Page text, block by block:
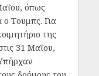
όπως
ο Τουμπς. Για
της
31 Μαΐου,